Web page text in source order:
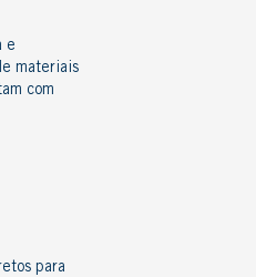
e
materiais
com
para